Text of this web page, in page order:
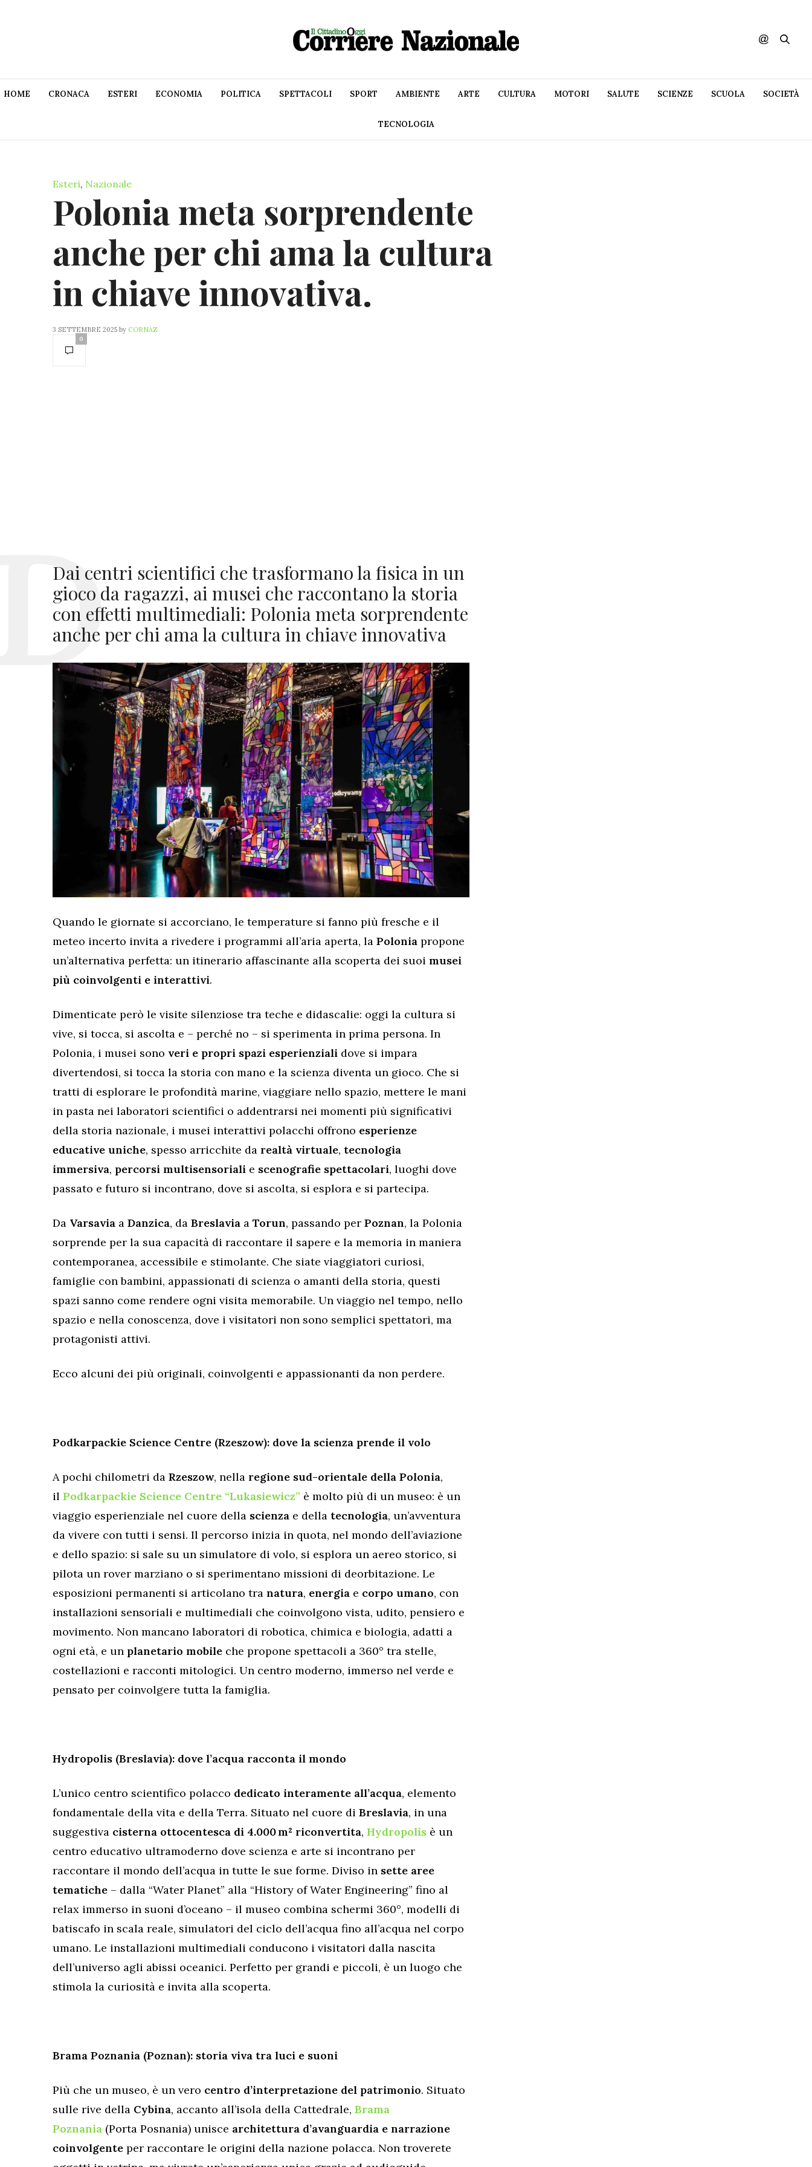
HOME CRONACA ESTERI ECONOMIA POLITICA SPETTACOLI SPORT AMBIENTE ARTE CULTURA MOTORI SALUTE SCIENZE SCUOLA SOCIETÀ
TECNOLOGIA
Esteri, Nazionale
Polonia meta sorprendente
anche per chi ama la cultura
in chiave innovativa.
3 SETTEMBRE 2025 by CORNAZ
0
Dai centri scientifici che trasformano la fisica in un
gioco da ragazzi, ai musei che raccontano la storia
con effetti multimediali: Polonia meta sorprendente
anche per chi ama la cultura in chiave innovativa
Quando le giornate si accorciano, le temperature si fanno più fresche e il
meteo incerto invita a rivedere i programmi all’aria aperta, la Polonia propone
un’alternativa perfetta: un itinerario affascinante alla scoperta dei suoi musei
più coinvolgenti e interattivi.
Dimenticate però le visite silenziose tra teche e didascalie: oggi la cultura si
vive, si tocca, si ascolta e – perché no – si sperimenta in prima persona. In
Polonia, i musei sono veri e propri spazi esperienziali dove si impara
divertendosi, si tocca la storia con mano e la scienza diventa un gioco. Che si
tratti di esplorare le profondità marine, viaggiare nello spazio, mettere le mani
in pasta nei laboratori scientifici o addentrarsi nei momenti più significativi
della storia nazionale, i musei interattivi polacchi offrono esperienze
educative uniche, spesso arricchite da realtà virtuale, tecnologia
immersiva, percorsi multisensoriali e scenografie spettacolari, luoghi dove
passato e futuro si incontrano, dove si ascolta, si esplora e si partecipa.
Da Varsavia a Danzica, da Breslavia a Torun, passando per Poznan, la Polonia
sorprende per la sua capacità di raccontare il sapere e la memoria in maniera
contemporanea, accessibile e stimolante. Che siate viaggiatori curiosi,
famiglie con bambini, appassionati di scienza o amanti della storia, questi
spazi sanno come rendere ogni visita memorabile. Un viaggio nel tempo, nello
spazio e nella conoscenza, dove i visitatori non sono semplici spettatori, ma
protagonisti attivi.
Ecco alcuni dei più originali, coinvolgenti e appassionanti da non perdere.
Podkarpackie Science Centre (Rzeszow): dove la scienza prende il volo
A pochi chilometri da Rzeszow, nella regione sud-orientale della Polonia,
il Podkarpackie Science Centre “Lukasiewicz” è molto più di un museo: è un
viaggio esperienziale nel cuore della scienza e della tecnologia, un’avventura
da vivere con tutti i sensi. Il percorso inizia in quota, nel mondo dell’aviazione
e dello spazio: si sale su un simulatore di volo, si esplora un aereo storico, si
pilota un rover marziano o si sperimentano missioni di deorbitazione. Le
esposizioni permanenti si articolano tra natura, energia e corpo umano, con
installazioni sensoriali e multimediali che coinvolgono vista, udito, pensiero e
movimento. Non mancano laboratori di robotica, chimica e biologia, adatti a
ogni età, e un planetario mobile che propone spettacoli a 360° tra stelle,
costellazioni e racconti mitologici. Un centro moderno, immerso nel verde e
pensato per coinvolgere tutta la famiglia.
Hydropolis (Breslavia): dove l’acqua racconta il mondo
L’unico centro scientifico polacco dedicato interamente all’acqua, elemento
fondamentale della vita e della Terra. Situato nel cuore di Breslavia, in una
suggestiva cisterna ottocentesca di 4.000 m² riconvertita, Hydropolis è un
centro educativo ultramoderno dove scienza e arte si incontrano per
raccontare il mondo dell’acqua in tutte le sue forme. Diviso in sette aree
tematiche – dalla “Water Planet” alla “History of Water Engineering” fino al
relax immerso in suoni d’oceano – il museo combina schermi 360°, modelli di
batiscafo in scala reale, simulatori del ciclo dell’acqua fino all’acqua nel corpo
umano. Le installazioni multimediali conducono i visitatori dalla nascita
dell’universo agli abissi oceanici. Perfetto per grandi e piccoli, è un luogo che
stimola la curiosità e invita alla scoperta.
Brama Poznania (Poznan): storia viva tra luci e suoni
Più che un museo, è un vero centro d’interpretazione del patrimonio. Situato
sulle rive della Cybina, accanto all’isola della Cattedrale, Brama
Poznania (Porta Posnania) unisce architettura d’avanguardia e narrazione
coinvolgente per raccontare le origini della nazione polacca. Non troverete